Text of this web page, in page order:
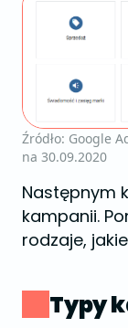
Źródło: Google
na 30.09.2020
Następnym
kampanii.
rodzaje,
Typy